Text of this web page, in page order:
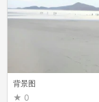
背景图
0